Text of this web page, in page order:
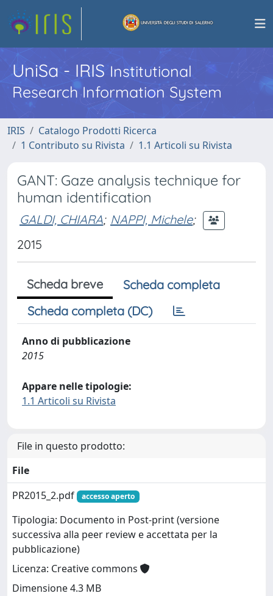
UniSa - IRISInstitutional
Research Information System
IRIS
Catalogo Prodotti Ricerca
1 Contributo su Rivista
1.1 Articoli su Rivista
GANT: Gaze analysis technique for
human identification
GALDI, CHIARA; NAPPI, Michele;
2015
Scheda breve
Scheda completa
Scheda completa (DC)
Anno di pubblicazione
2015
Appare nelle tipologie:
1.1 Articoli su Rivista
File in questo prodotto:
File
PR2015_2.pdf
accesso aperto
Tipologia: Documento in Post-print (versione
successiva alla peer review e accettata per la
pubblicazione)
Licenza: Creative commons
Dimensione 4.3 MB